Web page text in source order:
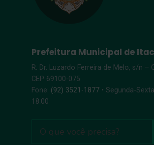
Prefeitura Municipal de
R. Dr. Luzardo Ferreira de Melo, s/n –
CEP 69100-075
Fone: (92) 3521-1877 • Segunda-
18:00